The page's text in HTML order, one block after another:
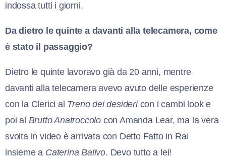
indossa tutti i giorni.
Da dietro le quinte a davanti alla telecamera, come
è stato il passaggio?
Dietro le quinte lavoravo già da 20 anni, mentre
davanti alla telecamera avevo avuto delle esperienze
con la Clerici al Treno dei desidericon i cambi look e
poi al Brutto Anatroccolo con Amanda Lear, ma la vera
svolta in video è arrivata con Detto Fatto in Rai
insieme a Caterina Balivo. Devo tutto a lei!